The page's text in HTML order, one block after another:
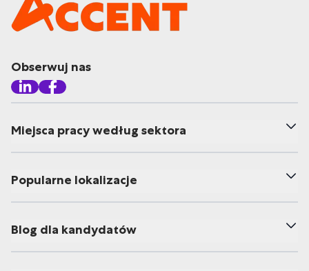
Obserwuj nas
Miejsca pracy według sektora
Popularne lokalizacje
Blog dla kandydatów